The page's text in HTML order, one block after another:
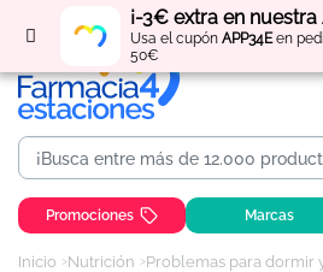
¡-3€ extra en nuestra
Usa el cupón APP34Een
50€
Regístratey obténpuntos
Promociones Marcas
Inicio Nutrición Problemas para dormir